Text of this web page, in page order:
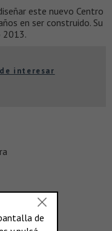
este nuevo Centro
en ser construido. Su
2013.
interesar